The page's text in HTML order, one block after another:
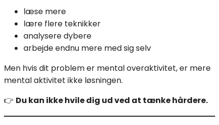
læse mere
lære flere teknikker
analysere dybere
arbejde endnu mere med sig selv
Men hvis dit problem er mental overaktivitet, er mere
mental aktivitet ikke løsningen.
👉 Du kan ikke hvile dig ud ved at tænke hårdere.